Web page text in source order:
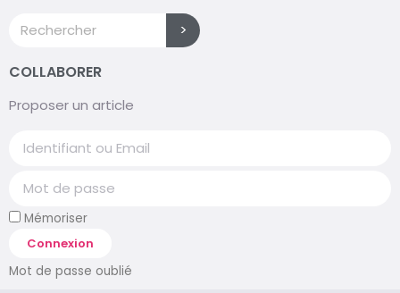
>
COLLABORER
Proposer un article
Mémoriser
Connexion
Mot de passe oublié